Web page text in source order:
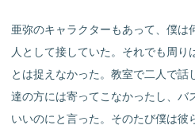
亜弥のキャラクターもあって、僕は
人として接していた。それでも周
とは捉えなかった。教室で二人で
達の方には寄ってこなかったし、バ
いいのにと言った。そのたび僕は彼